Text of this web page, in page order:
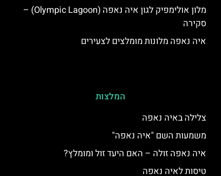
מלון אולימפיק לגון איה נאפה (Olympic Lagoon) –
סקירה
איה נאפה מלונות מומלצים לצעירים
המלצות
צלילה באיה נאפה
משמעות השם "איה נאפה"
איה נאפה זולה – האם היעד זול ומומלץ?
טיסות לאיה נאפה